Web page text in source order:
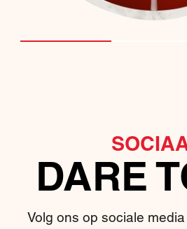
DARE
Volg ons op sociale